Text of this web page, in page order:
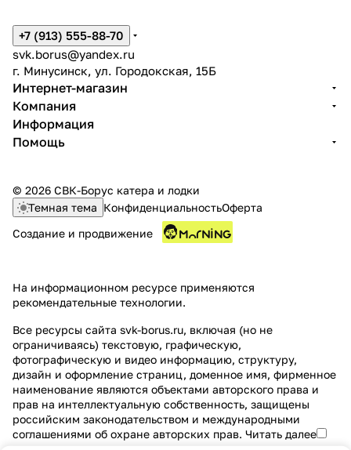
+7 (913) 555-88-70
svk.borus@yandex.ru
г. Минусинск, ул. Городокская, 15Б
Интернет-магазин
Компания
Информация
Помощь
© 2026 СВК-Борус катера и лодки
Темная тема КонфиденциальностьОферта
Создание и продвижение
На информационном ресурсе применяются
рекомендательные технологии.
Все ресурсы сайта svk-borus.ru, включая (но не
ограничиваясь) текстовую, графическую,
фотографическую и видео информацию, структуру,
дизайн и оформление страниц, доменное имя, фирменное
наименование являются объектами авторского права и
прав на интеллектуальную собственность, защищены
российским законодательством и международными
соглашениями об охране авторских прав. Читать далее